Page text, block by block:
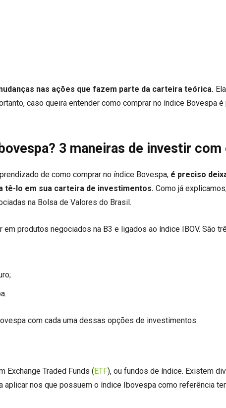
nas ações que fazem parte da carteira teórica.
caso queira entender como comprar no índice Bovespa
3 maneiras de investir
de como comprar no índice Bovespa, é preciso
tê-lo em sua carteira de investimentos. Como já
na Bolsa de Valores do Brasil.
em produtos negociados na B3 e ligados ao índice IBOV. São
com cada uma dessas opções de investimentos.
Exchange Traded Funds (ETF), ou fundos de índice. Existem
aplicar nos que possuem o índice Ibovespa como referência